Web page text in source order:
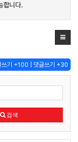
합니다.
기 +100 | 댓글쓰기 +30
검색